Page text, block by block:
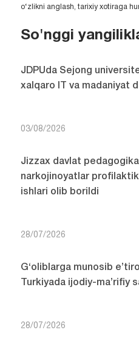
o‘zlikni anglash, tarixiy xotiraga
So'nggi
JDPUda Sejong
xalqaro IT va madaniyat
03/08/2026
Jizzax davlat
narkojinoyatlar
ishlari olib borildi
28/07/2026
G‘oliblarga munosib
Turkiyada ijodiy-ma’rifiy
28/07/2026